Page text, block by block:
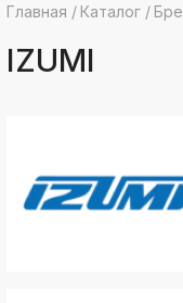
k
Главная / Каталог /
IZUMI